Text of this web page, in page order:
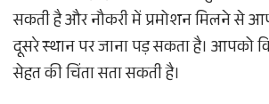
सकती है और नौकरी में प्रमोशन मिलने से
दूसरे स्थान पर जाना पड़ सकता है। आपको
सेहत की चिंता सता सकती है।